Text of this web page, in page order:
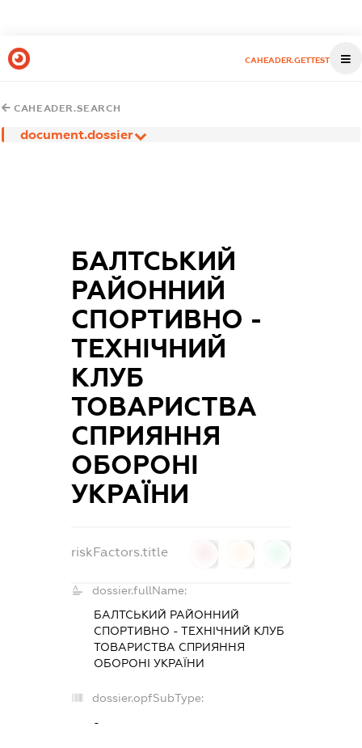
CAHEADER.GETTEST
CAHEADER.SEARCH
document.dossier
БАЛТСЬКИЙ
РАЙОННИЙ
СПОРТИВНО -
ТЕХНІЧНИЙ
КЛУБ
ТОВАРИСТВА
СПРИЯННЯ
ОБОРОНІ
УКРАЇНИ
riskFactors.title
dossier.fullName:
БАЛТСЬКИЙ РАЙОННИЙ
СПОРТИВНО - ТЕХНІЧНИЙ КЛУБ
ТОВАРИСТВА СПРИЯННЯ
ОБОРОНІ УКРАЇНИ
dossier.opfSubType:
-